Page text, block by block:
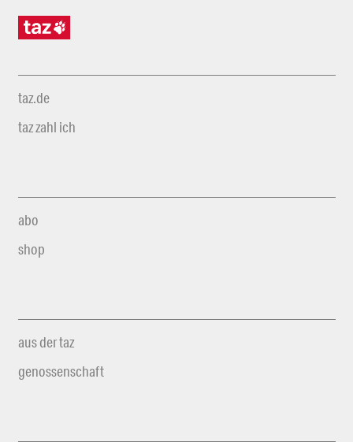
taz.de
taz zahl ich
abo
shop
aus der taz
genossenschaft